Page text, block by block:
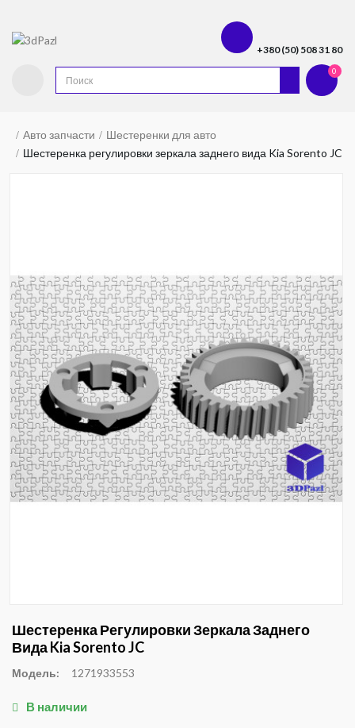
+380 (50) 508 31 80
0
Авто запчасти
Шестеренки для авто
Шестеренка регулировки зеркала заднего вида Kia Sorento JC
Шестеренка Регулировки Зеркала Заднего
Вида Kia Sorento JC
Модель: 1271933553
В наличии